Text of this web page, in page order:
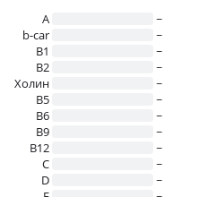
A
~
b-car
~
В1
~
B2
~
Холин
~
B5
~
B6
~
B9
~
B12
~
C
~
D
~